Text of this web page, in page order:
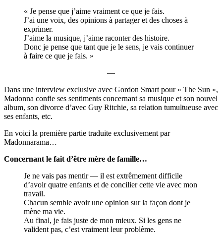
« Je pense que j’aime vraiment ce que je fais.
J’ai une voix, des opinions à partager et des choses à
exprimer.
J’aime la musique, j’aime raconter des histoire.
Donc je pense que tant que je le sens, je vais continuer
à faire ce que je fais. »
—
Dans une interview exclusive avec Gordon Smart pour « The Sun »,
Madonna confie ses sentiments concernant sa musique et son nouvel
album, son divorce d’avec Guy Ritchie, sa relation tumultueuse avec
ses enfants, etc.
En voici la première partie traduite exclusivement par
Madonnarama…
Concernant le fait d’être mère de famille…
Je ne vais pas mentir — il est extrêmement difficile
d’avoir quatre enfants et de concilier cette vie avec mon
travail.
Chacun semble avoir une opinion sur la façon dont je
mène ma vie.
Au final, je fais juste de mon mieux. Si les gens ne
valident pas, c’est vraiment leur problème.